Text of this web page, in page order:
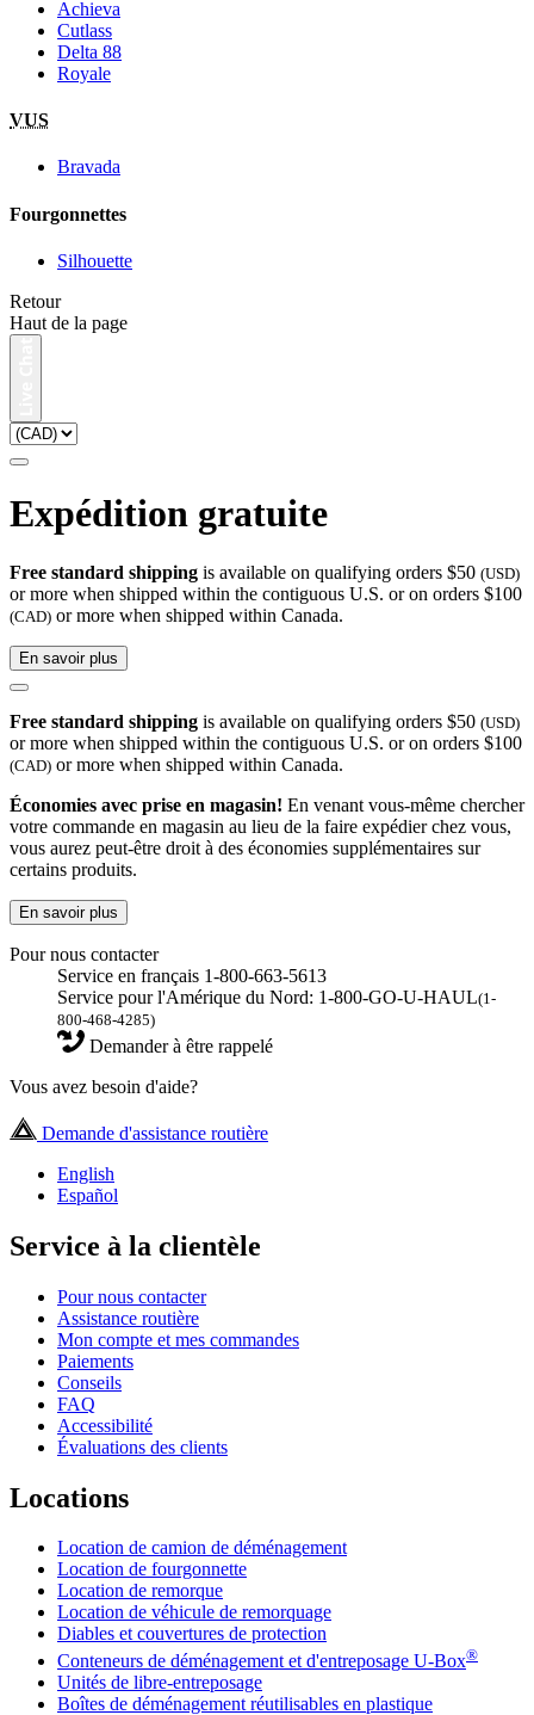
Achieva
Cutlass
Delta 88
Royale
VUS
Bravada
Fourgonnettes
Silhouette
Retour
Haut de la page
Expédition gratuite
Free standard shipping is available on qualifying orders $50 (USD)
or more when shipped within the contiguous U.S. or on orders $100
(CAD) or more when shipped within Canada.
En savoir plus
Free standard shipping is available on qualifying orders $50 (USD)
or more when shipped within the contiguous U.S. or on orders $100
(CAD) or more when shipped within Canada.
Économies avec prise en magasin! En venant vous-même chercher
votre commande en magasin au lieu de la faire expédier chez vous,
vous aurez peut-être droit à des économies supplémentaires sur
certains produits.
En savoir plus
Pour nous contacter
Service en français 1-800-663-5613
Service pour l'Amérique du Nord: 1-800-GO-U-HAUL(1-
800-468-4285)
Demander à être rappelé
Vous avez besoin d'aide?
Demande d'assistance routière
English
Español
Service à la clientèle
Pour nous contacter
Assistance routière
Mon compte et mes commandes
Paiements
Conseils
FAQ
Accessibilité
Évaluations des clients
Locations
Location de camion de déménagement
Location de fourgonnette
Location de remorque
Location de véhicule de remorquage
Diables et couvertures de protection
Conteneurs de déménagement et d'entreposage U-Box®
Unités de libre-entreposage
Boîtes de déménagement réutilisables en plastique